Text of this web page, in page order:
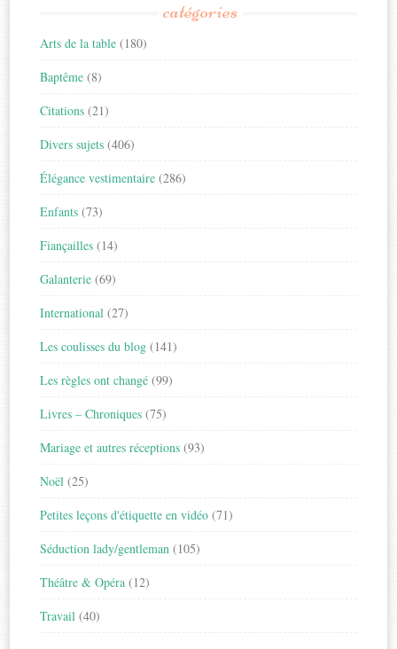
catégories
Arts de la table (180)
Baptême (8)
Citations (21)
Divers sujets (406)
Élégance vestimentaire (286)
Enfants (73)
Fiançailles (14)
Galanterie (69)
International (27)
Les coulisses du blog (141)
Les règles ont changé (99)
Livres – Chroniques (75)
Mariage et autres réceptions (93)
Noël (25)
Petites leçons d'étiquette en vidéo (71)
Séduction lady/gentleman (105)
Théâtre & Opéra (12)
Travail (40)